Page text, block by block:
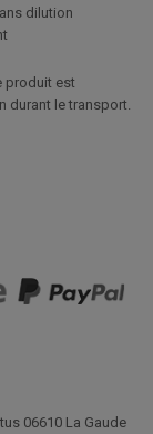
dilution
produit est
durant le transport.
06610 La Gaude